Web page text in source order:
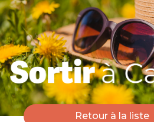
Retour à la liste